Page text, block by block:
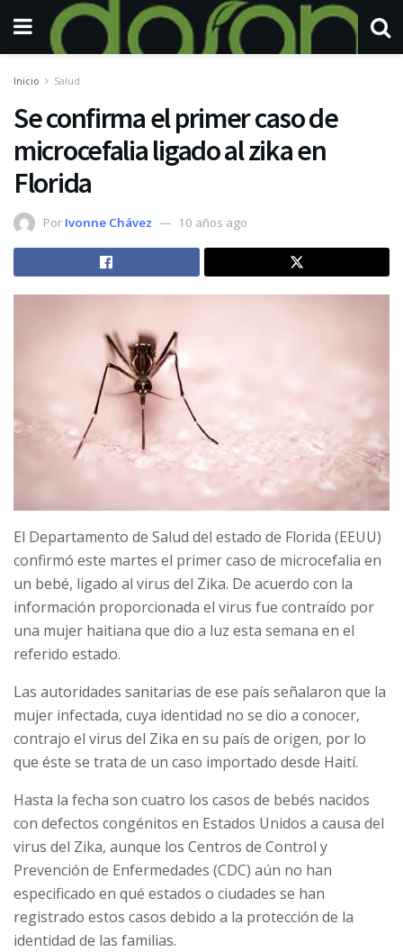
Inicio Salud
Se confirma el primer caso de
microcefalia ligado al zika en
Florida
Por Ivonne Chávez 10 años ago
El Departamento de Salud del estado de Florida (EEUU)
confirmó este martes el primer caso de microcefalia en
un bebé, ligado al virus del Zika. De acuerdo con la
información proporcionada el virus fue contraído por
una mujer haitiana que dio a luz esta semana en el
referido estado.
Las autoridades sanitarias de ese país señalaron que la
mujer infectada, cuya identidad no se dio a conocer,
contrajo el virus del Zika en su país de origen, por lo
que éste se trata de un caso importado desde Haití.
Hasta la fecha son cuatro los casos de bebés nacidos
con defectos congénitos en Estados Unidos a causa del
virus del Zika, aunque los Centros de Control y
Prevención de Enfermedades (CDC) aún no han
especificado en qué estados o ciudades se han
registrado estos casos debido a la protección de la
identidad de las familias.